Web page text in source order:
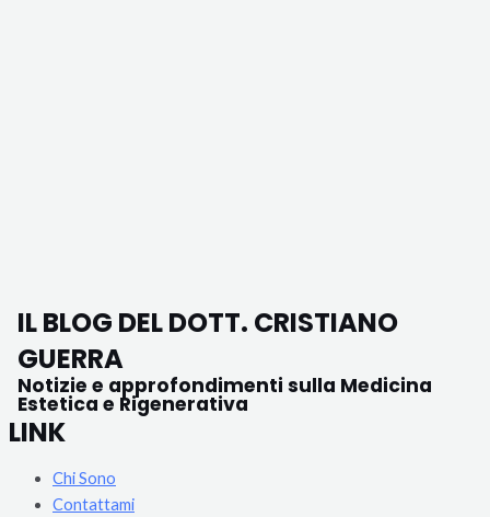
IL BLOG DEL DOTT. CRISTIANO
GUERRA
Notizie e approfondimenti sulla Medicina
Estetica e Rigenerativa
LINK
Chi Sono
Contattami